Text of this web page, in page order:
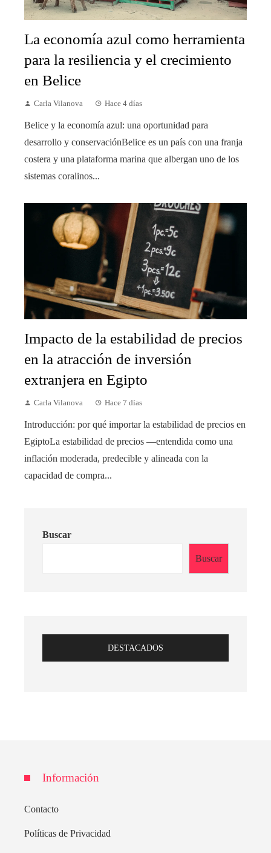
La economía azul como herramienta
para la resiliencia y el crecimiento
en Belice
Carla Vilanova Hace 4 días
Belice y la economía azul: una oportunidad para
desarrollo y conservaciónBelice es un país con una franja
costera y una plataforma marina que albergan uno de los
sistemas coralinos...
Impacto de la estabilidad de precios
en la atracción de inversión
extranjera en Egipto
Carla Vilanova Hace 7 días
Introducción: por qué importar la estabilidad de precios en
EgiptoLa estabilidad de precios —entendida como una
inflación moderada, predecible y alineada con la
capacidad de compra...
Buscar
Buscar
DESTACADOS
Información
Contacto
Políticas de Privacidad